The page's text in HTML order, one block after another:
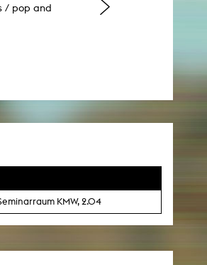
/ pop and
KMW, 2.04